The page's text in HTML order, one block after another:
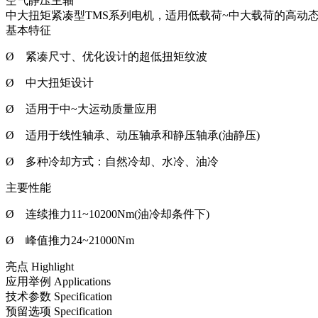
中大扭矩紧凑型TMS系列电机，适用低载荷~中大载荷的高动
基本特征
Ø 紧凑尺寸、优化设计的超低扭矩纹波
Ø 中大扭矩设计
Ø 适用于中~大运动质量应用
Ø 适用于线性轴承、动压轴承和静压轴承(油静压)
Ø 多种冷却方式：自然冷却、水冷、油冷
主要性能
Ø 连续推力11~10200Nm(油冷却条件下)
Ø 峰值推力24~21000Nm
亮点 Highlight
应用举例 Applications
技术参数 Specification
预留选项 Specification